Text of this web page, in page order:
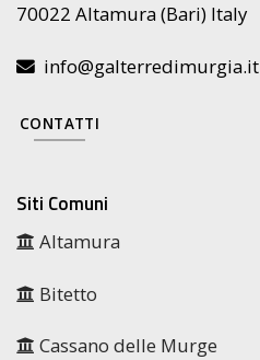
70022 Altamura (Bari) Italy
info@galterredimurgia.it
CONTATTI
Siti Comuni
Altamura
Bitetto
Cassano delle Murge